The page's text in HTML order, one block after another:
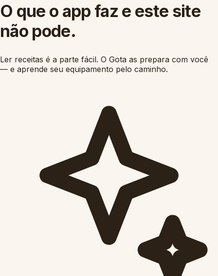
O que o app faz e este site
não pode.
Ler receitas é a parte fácil. O Gota as prepara com você
— e aprende seu equipamento pelo caminho.